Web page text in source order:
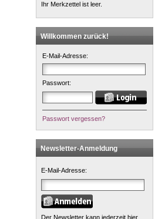
Ihr Merkzettel ist leer.
Willkommen zurück!
E-Mail-Adresse:
Passwort:
Passwort vergessen?
Newsletter-Anmeldung
E-Mail-Adresse:
Der Newsletter kann jederzeit hier